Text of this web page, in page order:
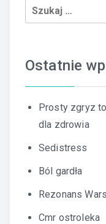
Szukaj:
Ostatnie
Prosty zgryz
dla zdrowia
Sedistress
Ból gardła
Rezonans
Cmr ostroleka